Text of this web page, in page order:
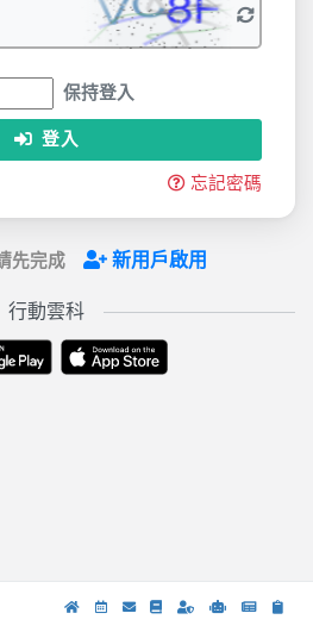
保持登入
登入
忘記密碼
先完成 新用戶啟用
行動雲科